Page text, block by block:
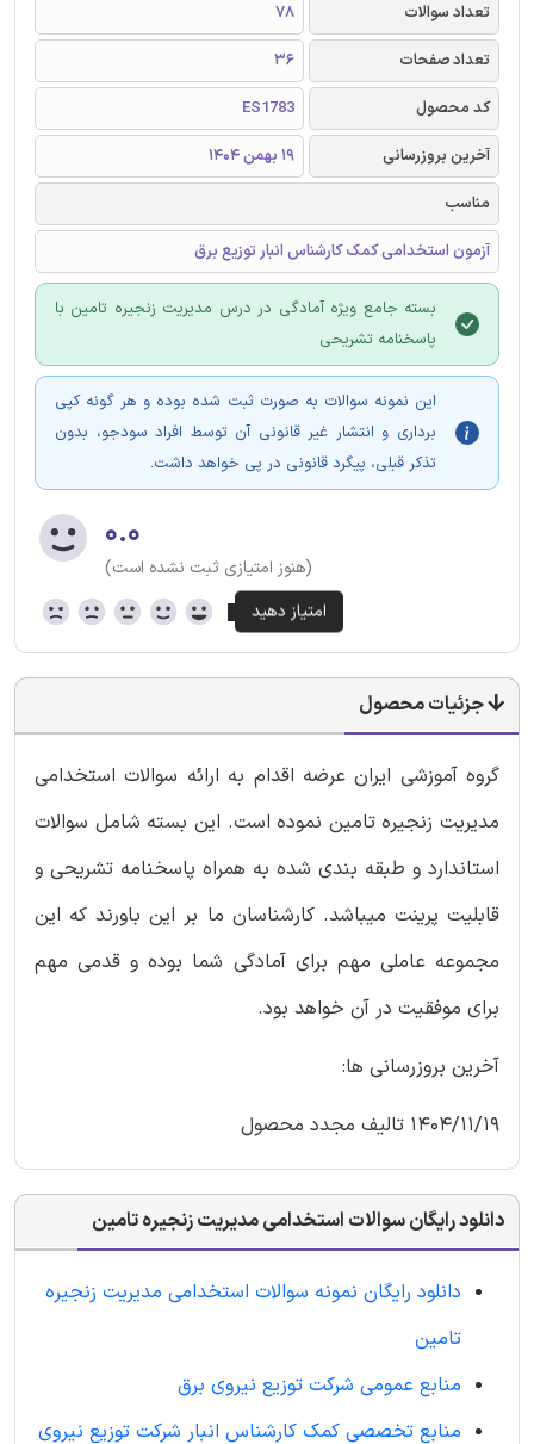
تعداد سوالات
78
تعداد صفحات
36
کد محصول
ES1783
آخرین بروزرسانی
19 بهمن 1404
مناسب
آزمون استخدامی کمک کارشناس انبار توزیع برق
بسته جامع ویژه آمادگی در درس مدیریت زنجیره تامین با
پاسخنامه تشریحی
این نمونه سوالات به صورت ثبت شده بوده و هر گونه کپی
برداری و انتشار غیر قانونی آن توسط افراد سودجو، بدون
تذکر قبلی، پیگرد قانونی در پی خواهد داشت.
۰.۰
(هنوز امتیازی ثبت نشده است)
جزئیات محصول
گروه آموزشی ایران عرضه اقدام به ارائه سوالات استخدامی
مدیریت زنجیره تامین نموده است. این بسته شامل سوالات
استاندارد و طبقه بندی شده به همراه پاسخنامه تشریحی و
قابلیت پرینت میباشد. کارشناسان ما بر این باورند که این
مجموعه عاملی مهم برای آمادگی شما بوده و قدمی مهم
برای موفقیت در آن خواهد بود.
آخرین بروزرسانی ها:
1404/11/19 تالیف مجدد محصول
دانلود رایگان سوالات استخدامی مدیریت زنجیره تامین
دانلود رایگان نمونه سوالات استخدامی مدیریت زنجیره
تامین
منابع عمومی شرکت توزیع نیروی برق
منابع تخصصی کمک کارشناس انبار شرکت توزیع نیروی